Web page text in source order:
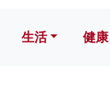
生活 健康